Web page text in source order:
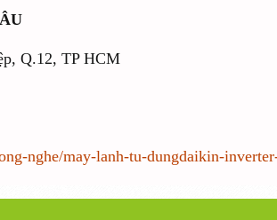
Q.12, TP HCM
nghe/may-lanh-tu-dungdaikin-